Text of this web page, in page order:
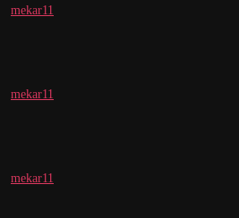
mekar11
mekar11
mekar11